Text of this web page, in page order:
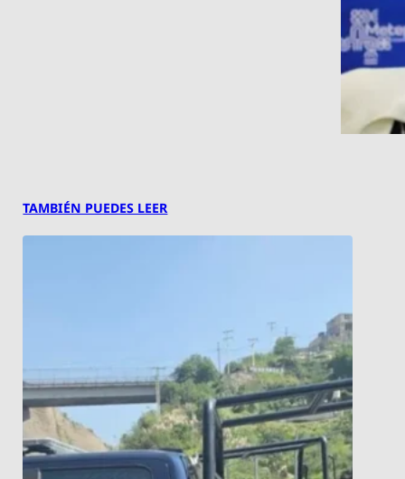
TAMBIÉN PUEDES LEER